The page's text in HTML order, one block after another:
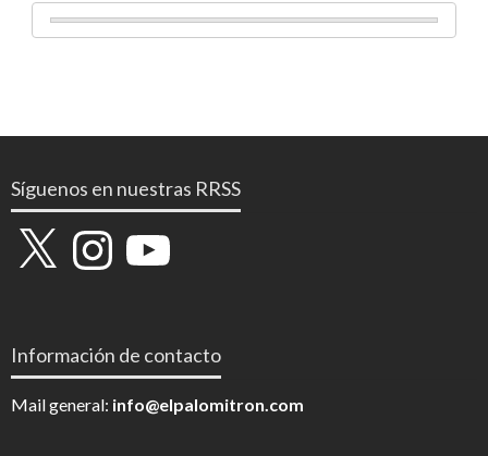
Síguenos en nuestras RRSS
X InstagramYouTube
Información de contacto
Mail general: info@elpalomitron.com